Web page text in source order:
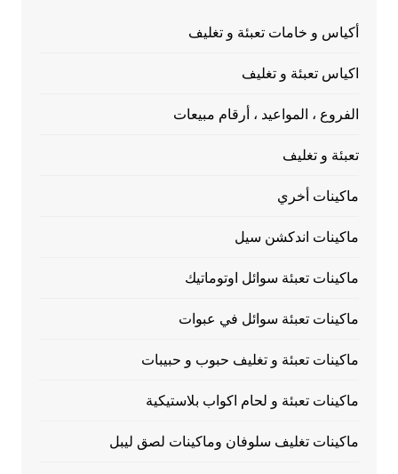
أكياس و خامات تعبئة و تغليف
اكياس تعبئة و تغليف
الفروع ، المواعيد ، أرقام مبيعات
تعبئة و تغليف
ماكينات أخري
ماكينات اندكشن سيل
ماكينات تعبئة سوائل اوتوماتيك
ماكينات تعبئة سوائل في عبوات
ماكينات تعبئة و تغليف حبوب و حبيبات
ماكينات تعبئة و لحام اكواب بلاستيكية
ماكينات تغليف سلوفان وماكينات لصق ليبل